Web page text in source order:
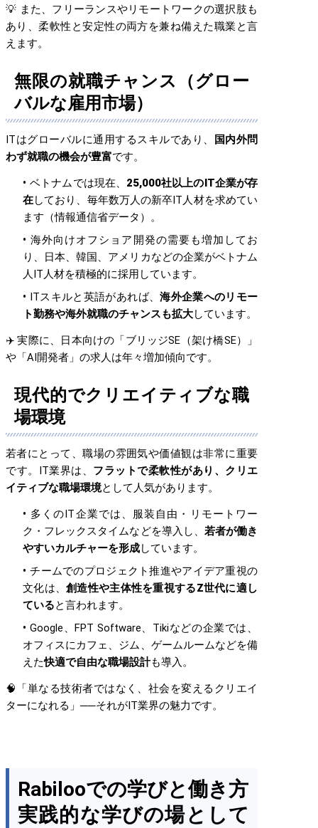
💡 また、フリーランスやリモートワークの選択肢も
あり、柔軟性と安定性の両方を兼ね備えた職業と言
えます。
無限の就職チャンス（グロー
バルな雇用市場）
ITはグローバルに通用するスキルであり、
国内外問
わず就職の機会が豊富です。
ベトナムでは現在、 25,000社以上のIT企業が存
在しており、毎年数万人の新卒IT人材を求めてい
ます（情報通信省データ）。
海外向けオフショア開発の需要も増加してお
り、日本、韓国、アメリカなどの企業がベトナム
人IT人材を積極的に採用しています。
ITスキルと英語があれば、海外企業へのリモー
ト勤務や海外就職のチャンスも拡大しています。
✈️ 実際に、日本向けの「ブリッジSE（架け橋SE）」
や「AI開発者」の求人は年々増加傾向です。
現代的でクリエイティブな職
場環境
若者にとって、職場の雰囲気や価値観は非常に重要
です。IT業界は、 フラットで柔軟性があり、クリエ
イティブな職場環境として人気があります。
多くのIT企業では、服装自由・リモートワー
ク・フレックスタイムなどを導入し、 若者が働き
やすいカルチャーを形成しています。
チームでのプロジェクト推進やアイデア重視の
文化は、創造性や主体性を重視するZ世代に適し
ていると言われます。
Google、FPT Software、Tikiなどの企業では、
オフィスにカフェ、ジム、ゲームルームなどを備
えた快適で自由な職場設計も導入。
🧠「単なる技術者ではなく、社会を変えるクリエイ
ターになれる」──それがIT業界の魅力です。
Rabilooでの学びと働き方
実践的な学びの場として